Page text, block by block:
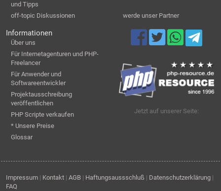
und Tipps
off-topic Diskussionen
werde unser Partner
Informationen
Über uns
Für Internetagenturen und PHP-
Freelancer
Für Anwender und
Softwareentwickler
Projektausschreibung
veröffentlichen
PHP Scripte verkaufen
* Unsere Preise
Glossar
Jetzt auf unserer Seite:
Impressum | Kontakt | AGB | Haftungsaussschluß | Datenschutzerklärung |
FAQ